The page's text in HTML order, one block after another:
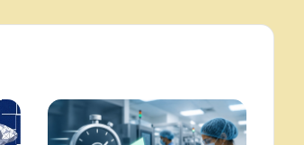
सरकार ने समुद्री प्रशासन को डिजिटाइज
करने और नाविकों की सुरक्षा को बढ़ावा देने
के लिए लॉन्च किया 'ई-समुद्र' प्लेटफॉर्म